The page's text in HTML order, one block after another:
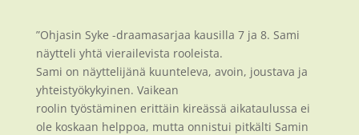
”Ohjasin Syke -draamasarjaa kausilla 7 ja 8. Sami
näytteli yhtä vierailevista rooleista.
Sami on näyttelijänä kuunteleva, avoin, joustava ja
yhteistyökykyinen. Vaikean
roolin työstäminen erittäin kireässä aikataulussa ei
ole koskaan helppoa, mutta onnistui pitkälti Samin